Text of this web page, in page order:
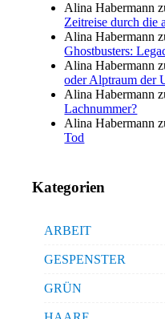
Alina Habermann
Zeitreise durch die
Alina Habermann
Ghostbusters:
Alina Habermann
oder Alptraum der
Alina Habermann
Lachnummer?
Alina Habermann
Tod
Kategorien
ARBEIT
GESPENSTER
GRÜN